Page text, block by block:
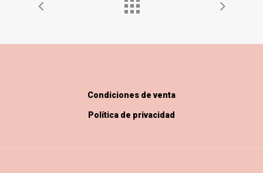
Condiciones de venta
Política de privacidad